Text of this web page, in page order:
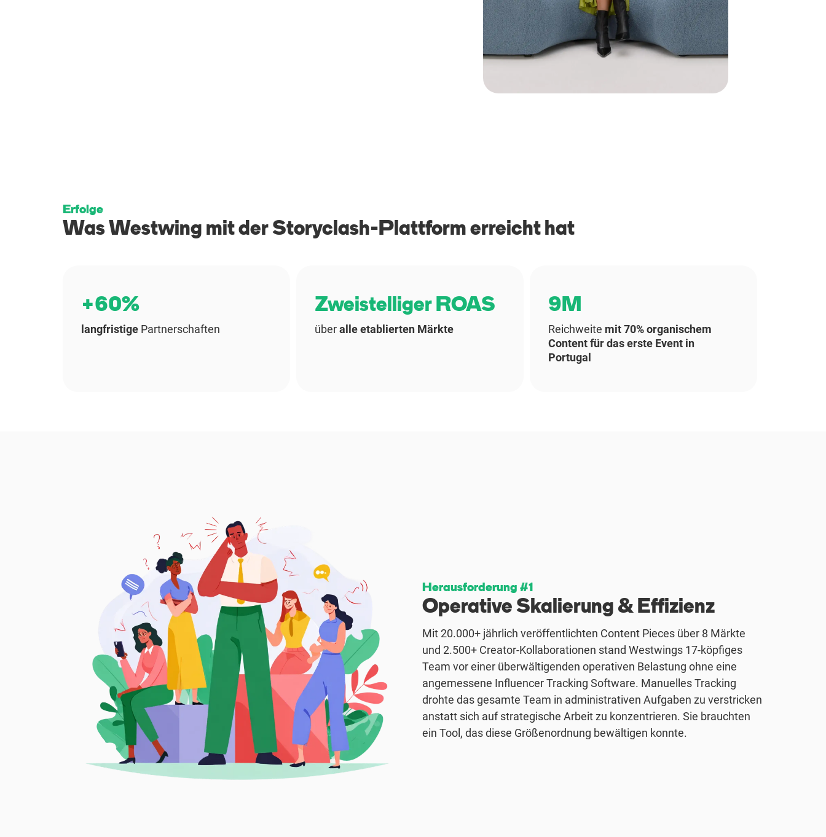
Erfolge
Was Westwing mit der Storyclash-Plattform erreicht hat
+60%
langfristige Partnerschaften
Zweistelliger ROAS
überalle etablierten Märkte
9M
Reichweite mit 70% organischem
Content für das erste Event in
Portugal
Herausforderung #1
Operative Skalierung & Effizienz
Mit 20.000+ jährlich veröffentlichten Content Pieces über 8 Märkte
und 2.500+ Creator-Kollaborationen stand Westwings 17-köpfiges
Team vor einer überwältigenden operativen Belastung ohne eine
angemessene Influencer Tracking Software. Manuelles Tracking
drohte das gesamte Team in administrativen Aufgaben zu verstricken
anstatt sich auf strategische Arbeit zu konzentrieren. Sie brauchten
ein Tool, das diese Größenordnung bewältigen konnte.